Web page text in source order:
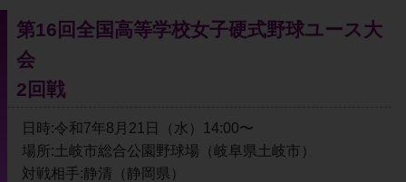
第16回全国高等学校女子硬式野球ユース大
会
2回戦
日時:令和7年8月21日（水）14:00〜
場所:土岐市総合公園野球場（岐阜県土岐市）
対戦相手:静清（静岡県）